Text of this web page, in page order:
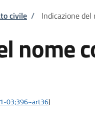
civile / Indicazione
nome
03;396~art36)